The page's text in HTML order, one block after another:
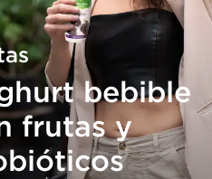
bebible
frutas y